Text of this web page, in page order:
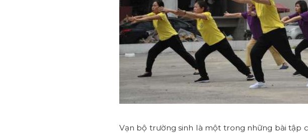
Vạn bộ trường sinh là một trong những bài tập